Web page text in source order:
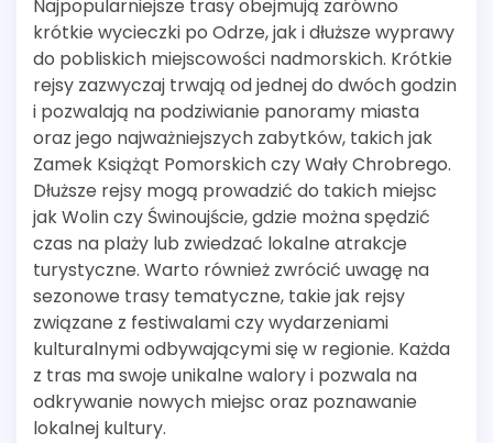
Najpopularniejsze trasy obejmują zarówno
krótkie wycieczki po Odrze, jak i dłuższe wyprawy
do pobliskich miejscowości nadmorskich. Krótkie
rejsy zazwyczaj trwają od jednej do dwóch godzin
i pozwalają na podziwianie panoramy miasta
oraz jego najważniejszych zabytków, takich jak
Zamek Książąt Pomorskich czy Wały Chrobrego.
Dłuższe rejsy mogą prowadzić do takich miejsc
jak Wolin czy Świnoujście, gdzie można spędzić
czas na plaży lub zwiedzać lokalne atrakcje
turystyczne. Warto również zwrócić uwagę na
sezonowe trasy tematyczne, takie jak rejsy
związane z festiwalami czy wydarzeniami
kulturalnymi odbywającymi się w regionie. Każda
z tras ma swoje unikalne walory i pozwala na
odkrywanie nowych miejsc oraz poznawanie
lokalnej kultury.